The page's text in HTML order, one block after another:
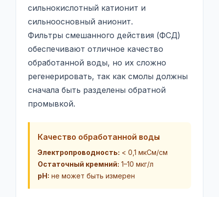
сильнокислотный катионит и
сильноосновный анионит.
Фильтры смешанного действия (ФСД)
обеспечивают отличное качество
обработанной воды, но их сложно
регенерировать, так как смолы должны
сначала быть разделены обратной
промывкой.
Качество обработанной воды
Электропроводность: < 0,1 мкСм/см
Остаточный кремний: 1–10 мкг/л
pH: не может быть измерен